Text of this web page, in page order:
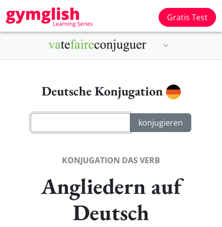
Gratis Test
Deutsche Konjugation
KONJUGATION DAS VERB
Angliedern auf
Deutsch